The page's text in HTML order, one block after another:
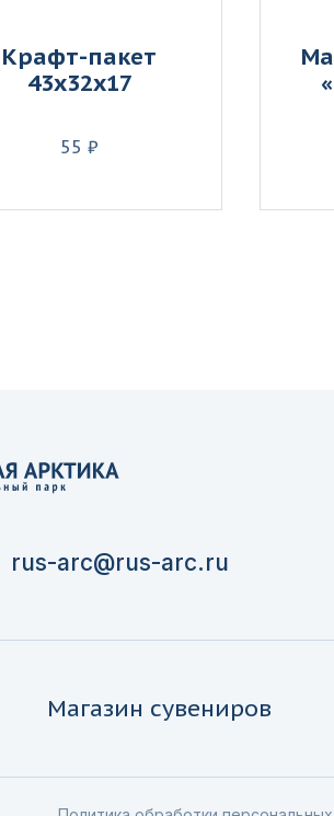
Крафт-пакет
43х32х17
55 ₽
rus-arc@rus-arc.ru
Магазин сувениров